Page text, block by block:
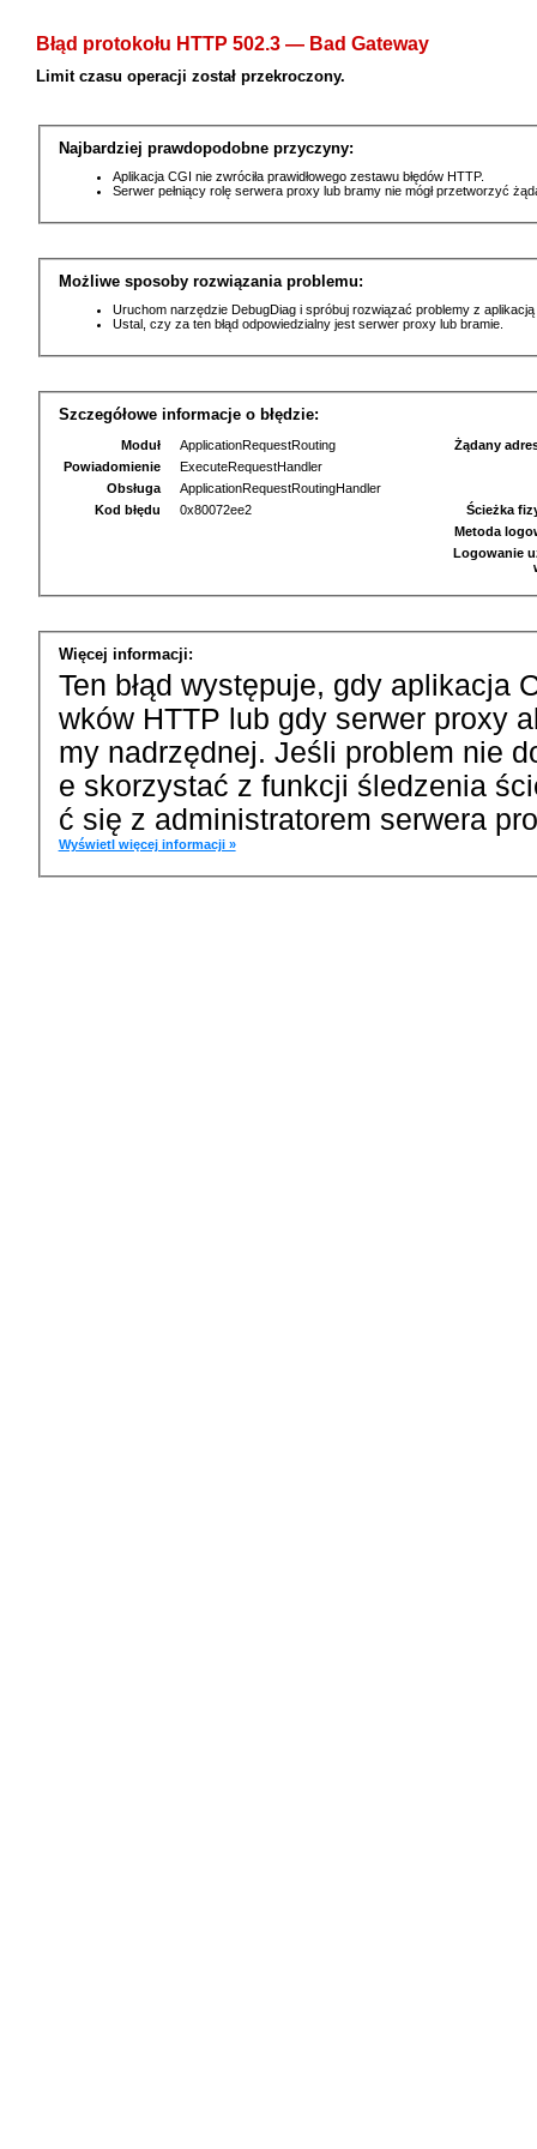
Błąd protokołu HTTP 502.3 — Bad Gateway
Limit czasu operacji został przekroczony.
Najbardziej prawdopodobne przyczyny:
Aplikacja CGI nie zwróciła prawidłowego zestawu błędów HTTP.
Serwer pełniący rolę serwera proxy lub bramy nie mógł przetworzyć
Możliwe sposoby rozwiązania problemu:
Uruchom narzędzie DebugDiag i spróbuj rozwiązać problemy z
Ustal, czy za ten błąd odpowiedzialny jest serwer proxy lub bramie.
Szczegółowe informacje o błędzie:
Moduł
ApplicationRequestRouting
Powiadomienie
ExecuteRequestHandler
Obsługa
ApplicationRequestRoutingHandler
Kod błędu
0x80072ee2
Żądany
Ścieżka
Metoda
Logowanie
Więcej informacji:
Ten błąd występuje, gdy aplikacja
wków HTTP lub gdy serwer proxy
my nadrzędnej. Jeśli problem nie
e skorzystać z funkcji śledzenia
ć się z administratorem serwera
Wyświetl więcej informacji »